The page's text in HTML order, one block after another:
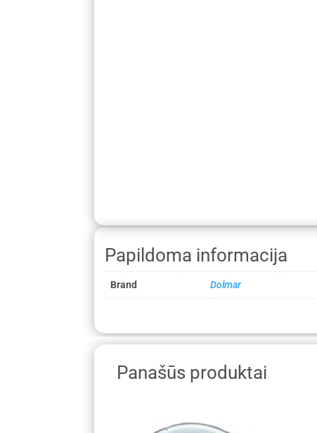
Papildoma informacija
Brand Dolmar
Panašūs produktai